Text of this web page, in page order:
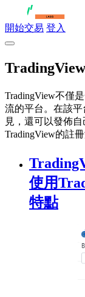
開始交易 登入
TradingView不僅
流的平台。在該
見，還可以發佈
TradingView的註
使用
特點